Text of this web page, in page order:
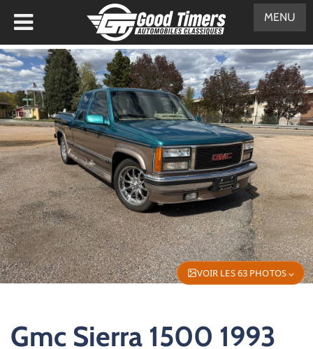
VOIR LES 63 PHOTOS
Gmc Sierra 1500 1993
MENU